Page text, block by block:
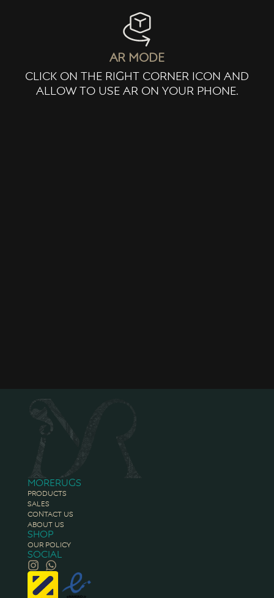
ar mode
click on the right corner icon and
allow to use ar on your phone.
Morerugs
Products
Sales
Contact Us
About Us
Shop
Our Policy
Social